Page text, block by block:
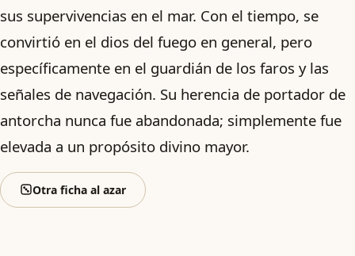
sus supervivencias en el mar. Con el tiempo, se
convirtió en el dios del fuego en general, pero
específicamente en el guardián de los faros y las
señales de navegación. Su herencia de portador de
antorcha nunca fue abandonada; simplemente fue
elevada a un propósito divino mayor.
Otra ficha al azar